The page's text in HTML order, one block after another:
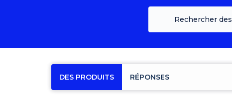
DES PRODUITS RÉPONSES